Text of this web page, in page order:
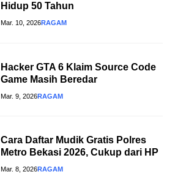
Hidup 50 Tahun
Mar. 10, 2026RAGAM
Hacker GTA 6 Klaim Source Code
Game Masih Beredar
Mar. 9, 2026RAGAM
Cara Daftar Mudik Gratis Polres
Metro Bekasi 2026, Cukup dari HP
Mar. 8, 2026RAGAM